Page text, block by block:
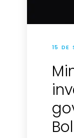
15 DE